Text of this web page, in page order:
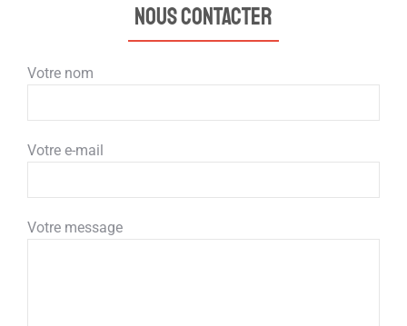
Nous contacter
Votre nom
Votre e-mail
Votre message